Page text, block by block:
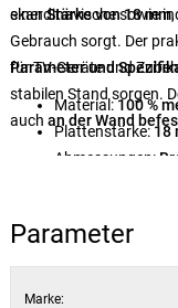
skandinavische sowie
einerStärke von 18 mm
Gebrauch sorgt. Der
für TV-Geräte und
stabilen Stand sorgen.
auch an der Wand
Parameter und
Material:100 %
Plattenstärke:18
Abmessungen:
Parameter
Marke: